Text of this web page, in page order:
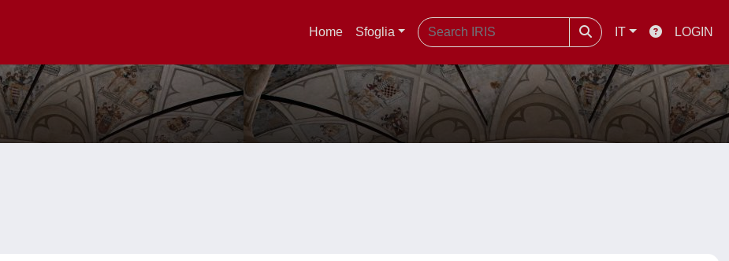
Home Sfoglia IT LOGIN